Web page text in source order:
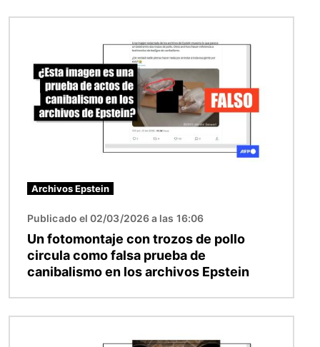
Archivos Epstein
Publicado el 02/03/2026 a las 16:06
Un fotomontaje con trozos de pollo
circula como falsa prueba de
canibalismo en los archivos Epstein